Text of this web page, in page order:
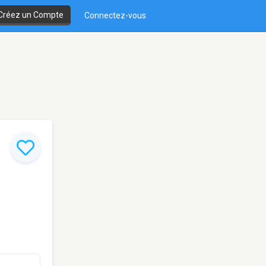
un Compte Connectez-vous